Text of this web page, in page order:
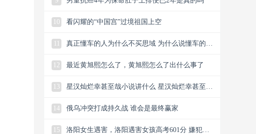
10 看闪耀的“中国宫”过境祖国上空
真正懂车的人为什么不买思域 为什么说懂车的人
12
最近黄旭熙怎么了，黄旭熙怎么了出什么事了
13
星汉灿烂幸甚至哉小说讲什么 星汉灿烂幸甚至哉
14
俄乌冲突打成持久战 谁会是最终赢家
15
洛阳女生遇害，洛阳遇害女孩高考601分 嫌犯是